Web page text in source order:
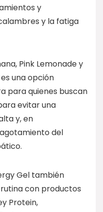
y
y la fatiga
Pink Lemonade y
una opción
para quienes buscan
evitar una
y, en
del
Gel también
con productos
Protein,